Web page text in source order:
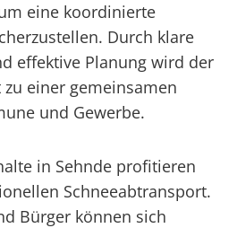
eine koordinierte
Durch klare
effektive Planung wird der
einer gemeinsamen
und Gewerbe.
in Sehnde profitieren
Schneeabtransport.
Bürger können sich